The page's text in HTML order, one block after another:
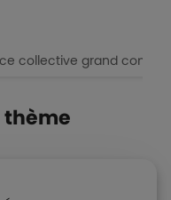
collective grand compte
thème